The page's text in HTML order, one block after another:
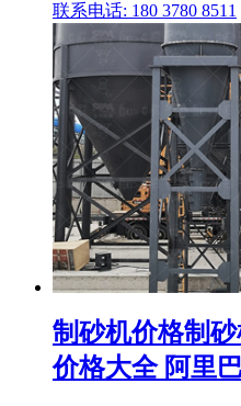
联系电话: 180 3780 8511
制砂机价格制砂
价格大全 阿里